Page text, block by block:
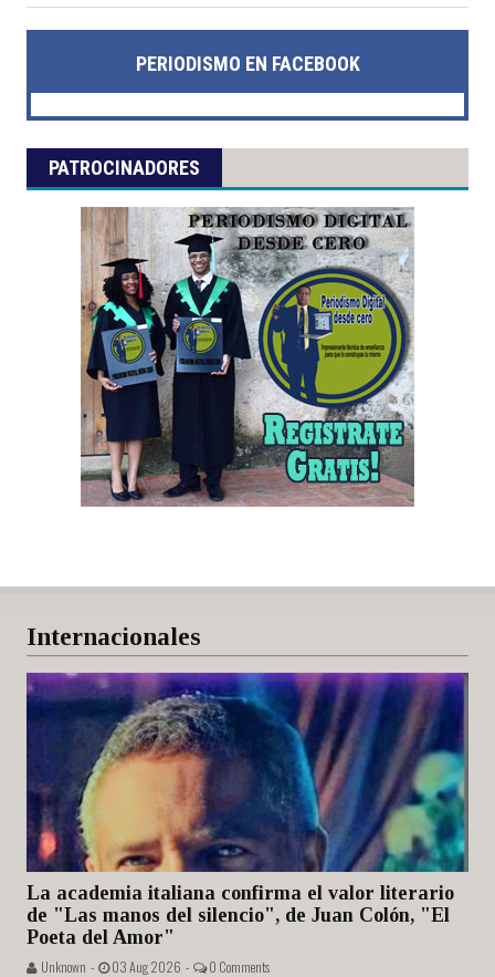
PERIODISMO EN FACEBOOK
PATROCINADORES
Internacionales
La academia italiana confirma el valor literario
de "Las manos del silencio", de Juan Colón, "El
Poeta del Amor"
Unknown - 03 Aug 2026 - 0 Comments